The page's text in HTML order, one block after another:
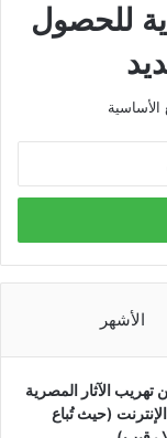
للحصول
الأشهر
الآثار المصرية
(حيث تُباع